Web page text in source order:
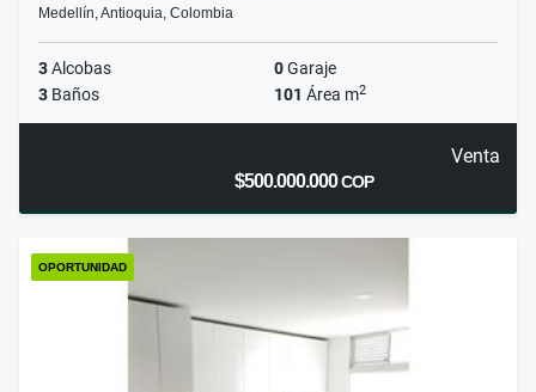
Medellín, Antioquia, Colombia
3Alcobas 0Garaje
3 Baños 101 Área m2
Venta
$500.000.000COP
OPORTUNIDAD